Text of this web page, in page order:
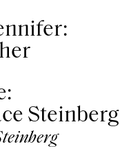
Steinberg